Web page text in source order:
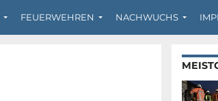
FEUERWEHREN NACHWUCHS